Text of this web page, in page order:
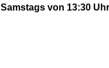
Samstags von 13:30